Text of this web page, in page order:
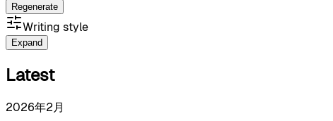
Regenerate
Writing style
Expand
Latest
2026年2月